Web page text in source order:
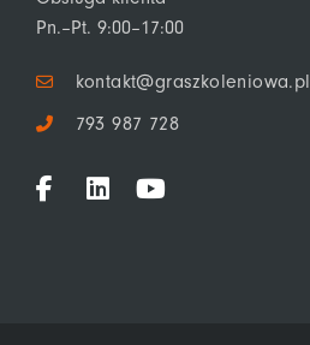
Pn.–Pt. 9:00–17:00
kontakt@graszkoleniowa.pl
793 987 728
F
a
L
i
Y
o